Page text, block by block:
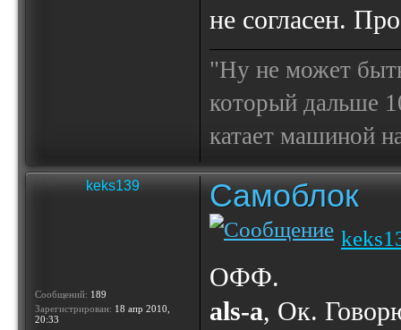
не согласен.
"Ну не может
который дальше
катает машиной
keks139
Сообщений: 189
Зарегистрирован: 18 апр 2010,
20:33
Самоблок
ОФФ.
als-a, Ок.